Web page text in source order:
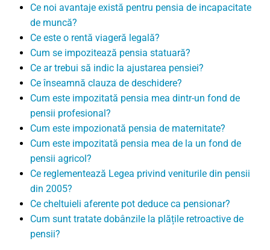
Ce noi avantaje există pentru pensia de incapacitate
de muncă?
Ce este o rentă viageră legală?
Cum se impozitează pensia statuară?
Ce ar trebui să indic la ajustarea pensiei?
Ce înseamnă clauza de deschidere?
Cum este impozitată pensia mea dintr-un fond de
pensii profesional?
Cum este impozionată pensia de maternitate?
Cum este impozitată pensia mea de la un fond de
pensii agricol?
Ce reglementează Legea privind veniturile din pensii
din 2005?
Ce cheltuieli aferente pot deduce ca pensionar?
Cum sunt tratate dobânzile la plățile retroactive de
pensii?